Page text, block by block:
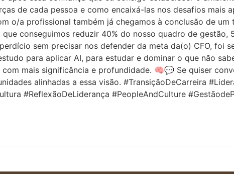
de cada pessoa e como encaixá-las nos desafios
o/a profissional também já chegamos à conclusão de
conseguimos reduzir 40% do nosso quadro de
sem precisar nos defender da meta da(o) CFO, foi
para aplicar AI, para estudar e dominar o que não
mais significância e profundidade. 🧠💬 Se quiser
alinhadas a essa visão. #TransiçãoDeCarreira
#ReflexãoDeLiderança #PeopleAndCulture